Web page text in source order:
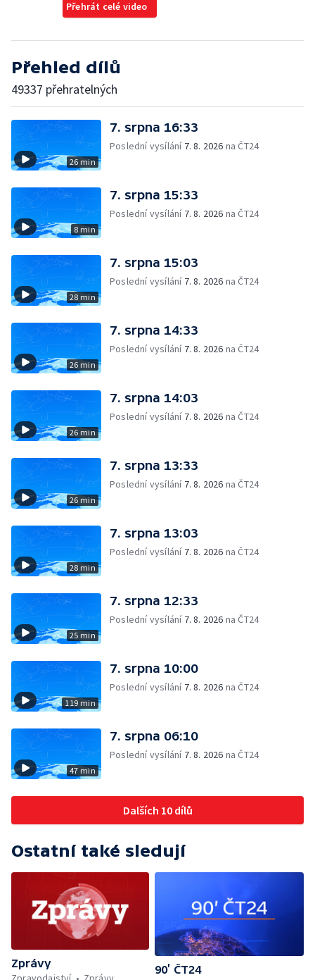
Přehrát celé video
Přehled dílů
49337 přehratelných
26 min
7. srpna 16:33
Poslední vysílání 7. 8. 2026 na ČT24
8 min
7. srpna 15:33
Poslední vysílání 7. 8. 2026 na ČT24
28 min
7. srpna 15:03
Poslední vysílání 7. 8. 2026 na ČT24
26 min
7. srpna 14:33
Poslední vysílání 7. 8. 2026 na ČT24
26 min
7. srpna 14:03
Poslední vysílání 7. 8. 2026 na ČT24
26 min
7. srpna 13:33
Poslední vysílání 7. 8. 2026 na ČT24
28 min
7. srpna 13:03
Poslední vysílání 7. 8. 2026 na ČT24
25 min
7. srpna 12:33
Poslední vysílání 7. 8. 2026 na ČT24
119 min
7. srpna 10:00
Poslední vysílání 7. 8. 2026 na ČT24
47 min
7. srpna 06:10
Poslední vysílání 7. 8. 2026 na ČT24
Dalších 10 dílů
Ostatní také sledují
Zprávy
90’ ČT24